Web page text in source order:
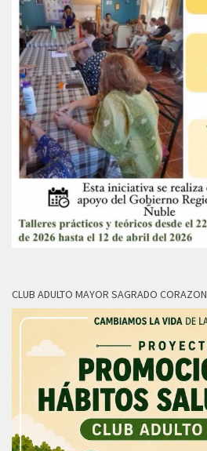
CLUB ADULTO MAYOR SAGRADO CORAZON